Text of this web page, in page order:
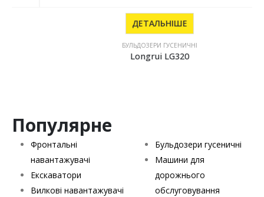
ДЕТАЛЬНІШЕ
БУЛЬДОЗЕРИ ГУСЕНИЧНІ
Longrui LG320
Популярне
Фронтальні
навантажувачі
Екскаватори
Вилкові навантажувачі
Бульдозери гусеничні
Машини для
дорожнього
обслуговування